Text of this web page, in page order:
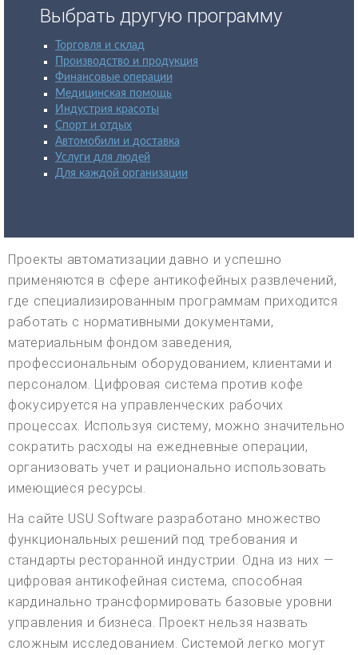
Выбрать другую программу
Торговля и склад
Производство и продукция
Финансовые операции
Медицинская помощь
Индустрия красоты
Спорт и отдых
Автомобили и доставка
Услуги для людей
Для каждой организации
Проекты автоматизации давно и успешно
применяются в сфере антикофейных развлечений,
где специализированным программам приходится
работать с нормативными документами,
материальным фондом заведения,
профессиональным оборудованием, клиентами и
персоналом. Цифровая система против кофе
фокусируется на управленческих рабочих
процессах. Используя систему, можно значительно
сократить расходы на ежедневные операции,
организовать учет и рационально использовать
имеющиеся ресурсы.
На сайте USU Software разработано множество
функциональных решений под требования и
стандарты ресторанной индустрии. Одна из них —
цифровая антикофейная система, способная
кардинально трансформировать базовые уровни
управления и бизнеса. Проект нельзя назвать
сложным исследованием. Системой легко могут